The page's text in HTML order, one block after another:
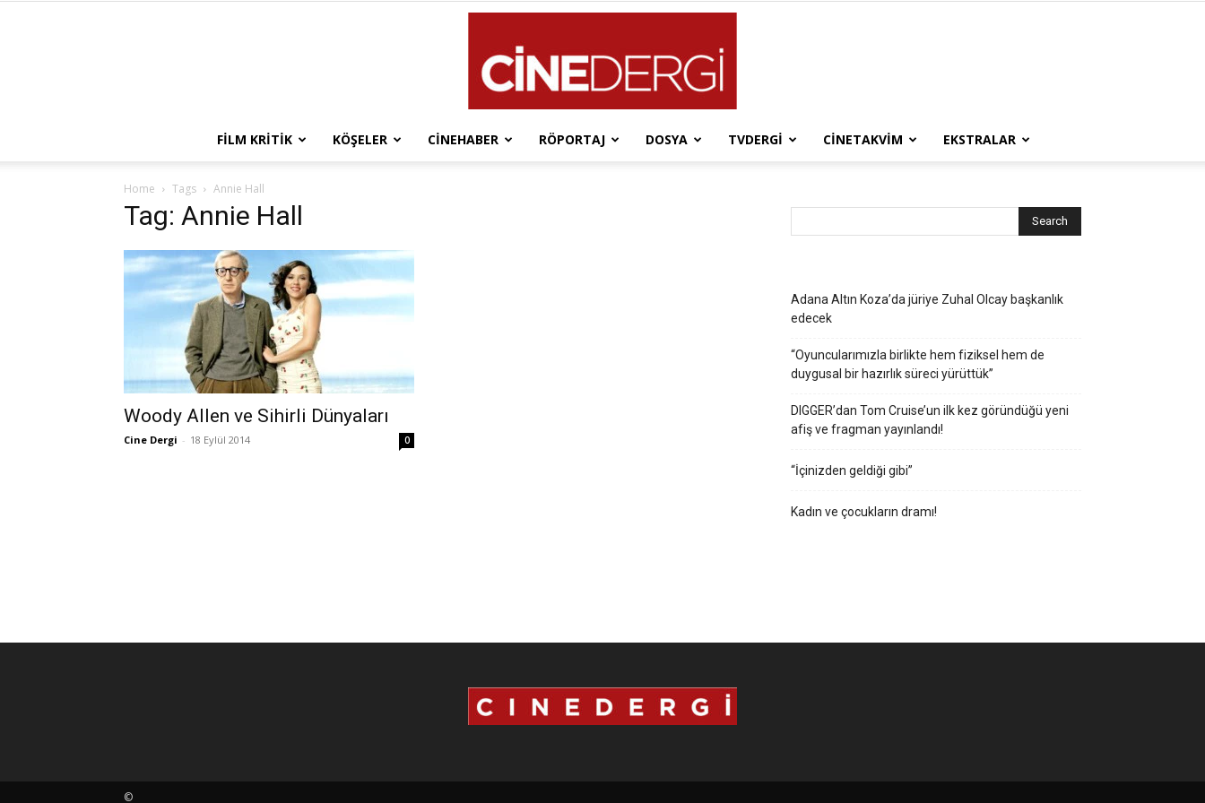
FILM KRITIK KÖŞELER CINEHABER RÖPORTAJ DOSYA TVDERGI CINETAKVIM EKSTRALAR
Home Tags Annie Hall
Tag: Annie Hall
Woody Allen ve Sihirli Dünyaları
Cine Dergi - 18 Eylül 2014 0
Adana Altın Koza’da jüriye Zuhal Olcay başkanlık
edecek
“Oyuncularımızla birlikte hem fiziksel hem de
duygusal bir hazırlık süreci yürüttük”
DIGGER’dan Tom Cruise’un ilk kez göründüğü yeni
afiş ve fragman yayınlandı!
“İçinizden geldiği gibi”
Kadın ve çocukların dramı!
©